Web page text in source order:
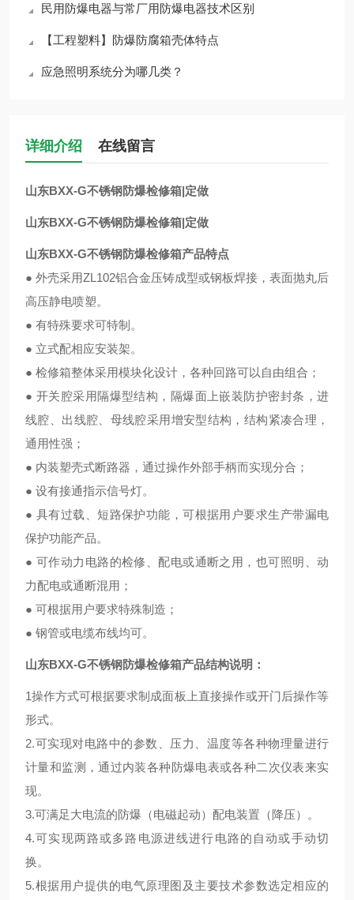
民用防爆电器与常厂用防爆电器技术区别
【工程塑料】防爆防腐箱壳体特点
应急照明系统分为哪几类？
详细介绍 在线留言
山东BXX-G不锈钢防爆检修箱|定做
山东BXX-G不锈钢防爆检修箱|定做
山东BXX-G不锈钢防爆检修箱产品特点
● 外壳采用ZL102铝合金压铸成型或钢板焊接，表面抛丸后
高压静电喷塑。
● 有特殊要求可特制。
● 立式配相应安装架。
● 检修箱整体采用模块化设计，各种回路可以自由组合；
● 开关腔采用隔爆型结构，隔爆面上嵌装防护密封条，进
线腔、出线腔、母线腔采用增安型结构，结构紧凑合理，
通用性强；
● 内装塑壳式断路器，通过操作外部手柄而实现分合；
● 设有接通指示信号灯。
● 具有过载、短路保护功能，可根据用户要求生产带漏电
保护功能产品。
● 可作动力电路的检修、配电或通断之用，也可照明、动
力配电或通断混用；
● 可根据用户要求特殊制造；
● 钢管或电缆布线均可。
山东BXX-G不锈钢防爆检修箱产品结构说明：
1操作方式可根据要求制成面板上直接操作或开门后操作等
形式。
2.可实现对电路中的参数、压力、温度等各种物理量进行
计量和监测，通过内装各种防爆电表或各种二次仪表来实
现。
3.可满足大电流的防爆（电磁起动）配电装置（降压）。
4.可实现两路或多路电源进线进行电路的自动或手动切
换。
5.根据用户提供的电气原理图及主要技术参数选定相应的